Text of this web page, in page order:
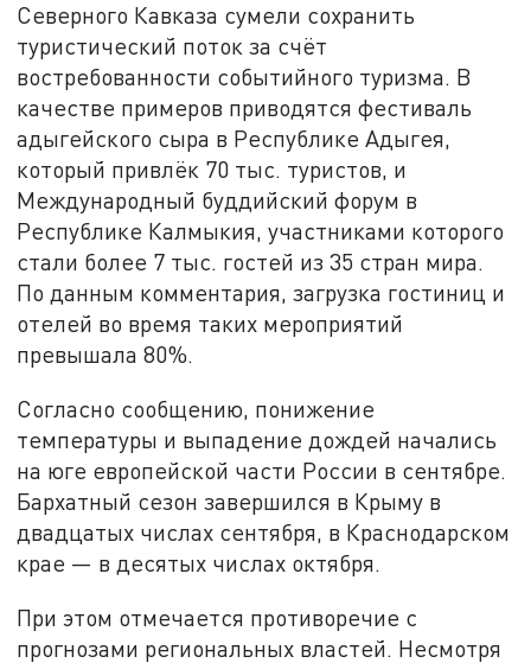
Северного Кавказа сумели сохранить
туристический поток за счёт
востребованности событийного туризма. В
качестве примеров приводятся фестиваль
адыгейского сыра в Республике Адыгея,
который привлёк 70 тыс. туристов, и
Международный буддийский форум в
Республике Калмыкия, участниками которого
стали более 7 тыс. гостей из 35 стран мира.
По данным комментария, загрузка гостиниц и
отелей во время таких мероприятий
превышала 80%.
Согласно сообщению, понижение
температуры и выпадение дождей начались
на юге европейской части России в сентябре.
Бархатный сезон завершился в Крыму в
двадцатых числах сентября, в Краснодарском
крае — в десятых числах октября.
При этом отмечается противоречие с
прогнозами региональных властей. Несмотря